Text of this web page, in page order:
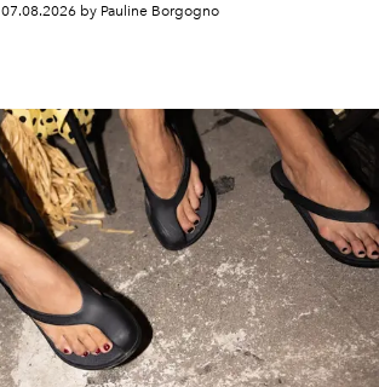
07.08.2026 by Pauline Borgogno